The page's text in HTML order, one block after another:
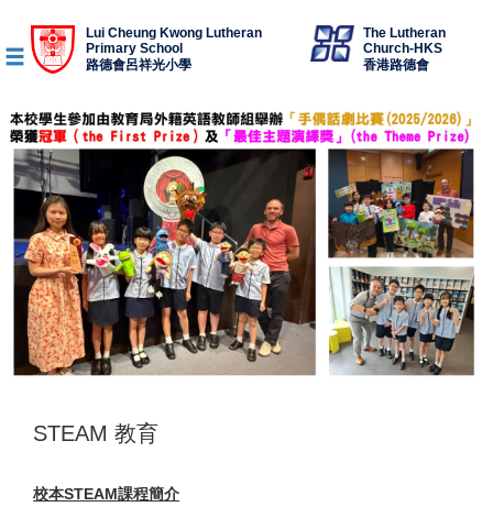
Lui Cheung Kwong Lutheran
Primary School
路德會呂祥光小學
The Lutheran
Church-HKS
香港路德會
STEAM 教育
校本STEAM課程簡介